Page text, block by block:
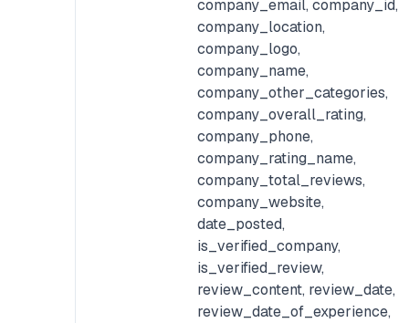
company_email, company_id,
company_location,
company_logo,
company_name,
company_other_categories,
company_overall_rating,
company_phone,
company_rating_name,
company_total_reviews,
company_website,
date_posted,
is_verified_company,
is_verified_review,
review_content, review_date,
review_date_of_experience,